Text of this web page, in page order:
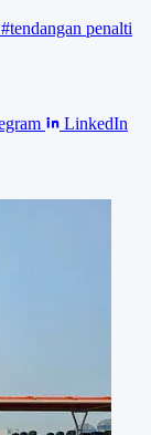
#tendangan penalti
LinkedIn